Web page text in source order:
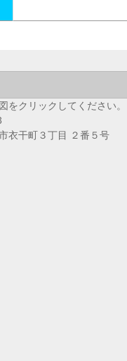
をクリックしてください。
衣干町３丁目 ２番５号